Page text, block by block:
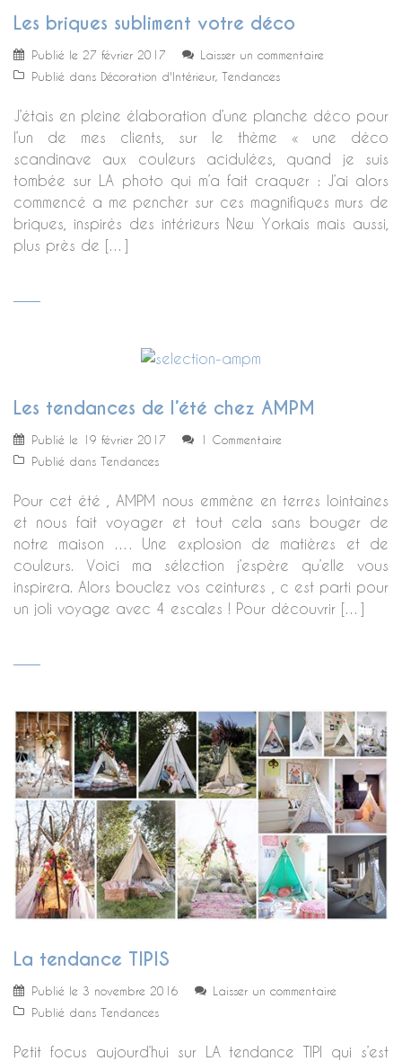
Les briques subliment votre déco
Publié le 27 février 2017
Laisser un commentaire
Publié dans Décoration d'Intérieur Tendances
J’étais en pleine élaboration d’une planche déco pour
l’un de mes clients, sur le thème « une déco
scandinave aux couleurs acidulées, quand je suis
tombée sur LA photo qui m’a fait craquer : J’ai alors
commencé a me pencher sur ces magnifiques murs de
briques, inspirés des intérieurs New Yorkais mais aussi,
plus près de […]
Les tendances de l’été chez AMPM
Publié le 19 février 2017
1 Commentaire
Publié dans Tendances
Pour cet été , AMPM nous emmène en terres lointaines
et nous fait voyager et tout cela sans bouger de
notre maison …. Une explosion de matières et de
couleurs. Voici ma sélection j’espère qu’elle vous
inspirera. Alors bouclez vos ceintures , c est parti pour
un joli voyage avec 4 escales ! Pour découvrir […]
La tendance TIPIS
Publié le 3 novembre 2016
Laisser un commentaire
Publié dans Tendances
Petit focus aujourd’hui sur LA tendance TIPI qui s’est